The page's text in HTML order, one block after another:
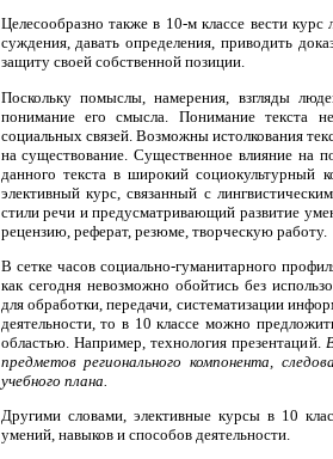
Целесообразно также в 10-м классе вести
суждения, давать определения, приводить
защиту своей собственной позиции.
Поскольку помыслы, намерения, взгляды
понимание его смысла. Понимание текста
социальных связей. Возможны истолкования
на существование. Существенное влияние на
данного текста в широкий социокультурный
элективный курс, связанный с
стили речи и предусматривающий развитие
рецензию, реферат, резюме, творческую работу.
В сетке часов социально-гуманитарного
как сегодня невозможно обойтись без
для обработки, передачи, систематизации
деятельности, то в 10 классе можно
областью. Например, технология презентаций.
предметов регионального компонента,
учебного плана.
Другими словами, элективные курсы в 10
умений, навыков и способов деятельности.